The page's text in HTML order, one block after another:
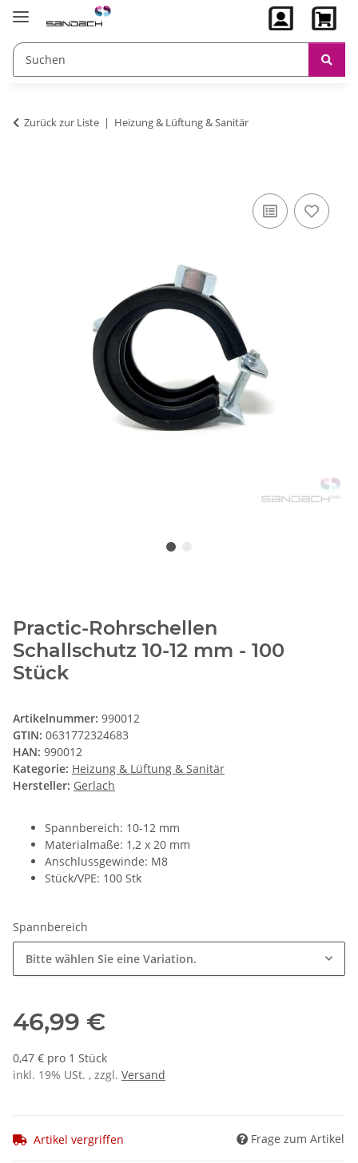
Zurück zur Liste Heizung & Lüftung & Sanitär
Practic-Rohrschellen
Schallschutz 10-12 mm - 100
Stück
Artikelnummer: 990012
GTIN: 0631772324683
HAN: 990012
Kategorie: Heizung & Lüftung & Sanitär
Hersteller: Gerlach
Spannbereich: 10-12 mm
Materialmaße: 1,2 x 20 mm
Anschlussgewinde: M8
Stück/VPE: 100 Stk
Spannbereich
Bitte wählen Sie eine Variation.
46,99 €
0,47 € pro 1 Stück
inkl. 19% USt. , zzgl. Versand
Artikel vergriffen Frage zum Artikel